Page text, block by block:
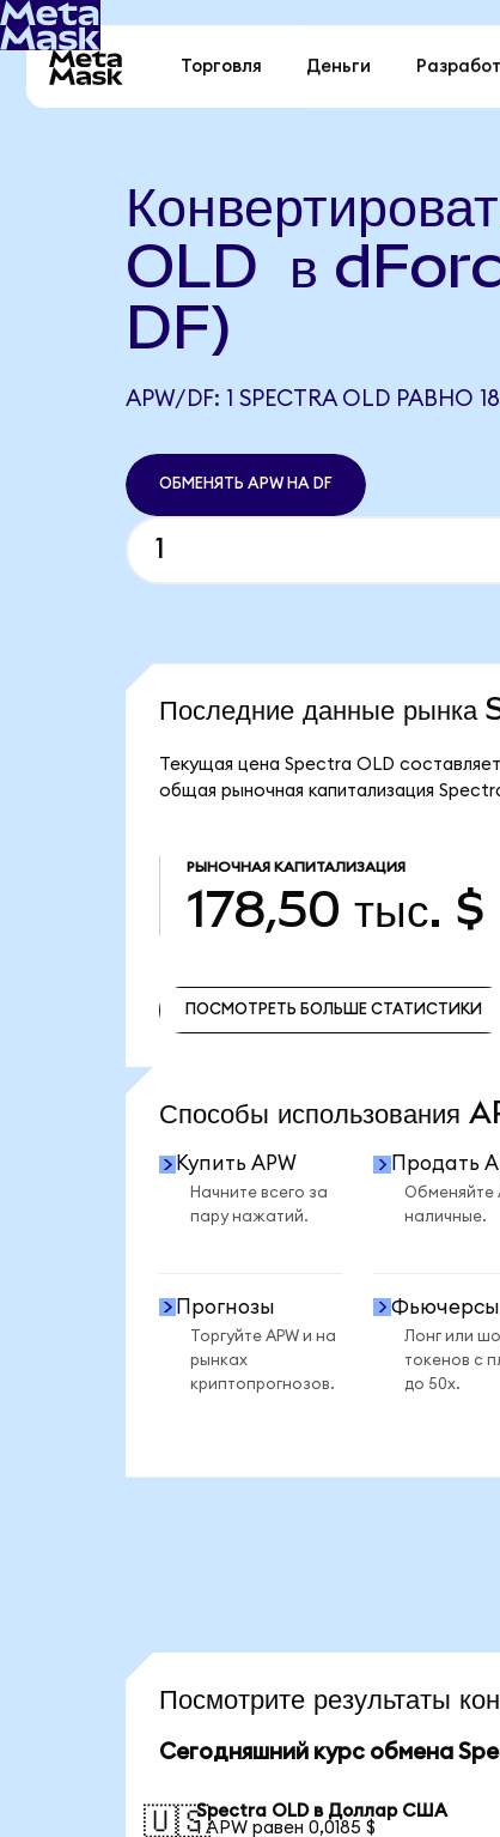
Торговля Деньги
OLD в
DF)
APW/DF: 1 SPECTRA OLD РАВНО
ОБМЕНЯТЬ APW НА DF
Последние данные
Текущая цена Spectra OLD
общая рыночная капитализация
РЫНОЧНАЯ КАПИТАЛИЗАЦИЯ
178,50 тыс. $
ПОСМОТРЕТЬ БОЛЬШЕ СТАТИСТИКИ
Способы
Купить APW
Начните всего за
пару нажатий.
Продать
Обменяйте
наличные.
Прогнозы
Торгуйте APW и на
рынках
криптопрогнозов.
Фьючерсы
Лонг или
токенов с
до 50x.
Посмотрите результаты
Сегодняшний курс обмена
🇺🇸Spectra OLD в Доллар США
1 APW равен 0,0185 $